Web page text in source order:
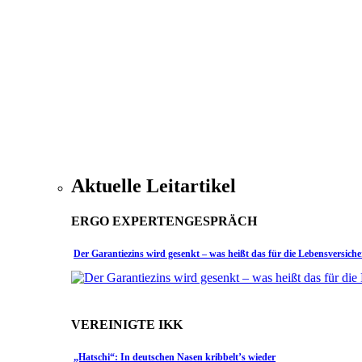
Aktuelle Leitartikel
ERGO EXPERTENGESPRÄCH
Der Garantiezins wird gesenkt – was heißt das für die
VEREINIGTE IKK
„Hatschi“: In deutschen Nasen kribbelt’s wieder